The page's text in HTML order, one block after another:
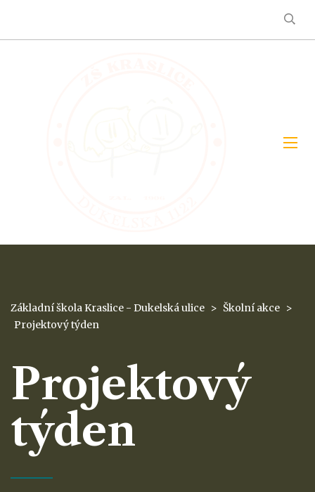
Základní škola Kraslice - Dukelská ulice > Školní akce >
Projektový týden
Projektový
týden